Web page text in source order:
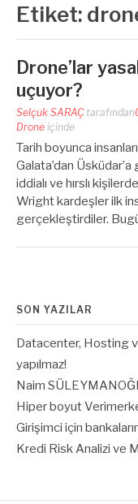
Etiket:
Drone’lar
uçuyor?
Selçuk SARAÇtarafından
Drone içinde
Tarih boyunca
Galata’dan
iddialı ve hırslı
Wright kardeşler ilk
gerçekleştirdiler.
SON YAZILAR
Datacenter, Hosting
yapılmaz!
Naim
Hiper boyut
Girişimci için
Kredi Risk Analizi ve